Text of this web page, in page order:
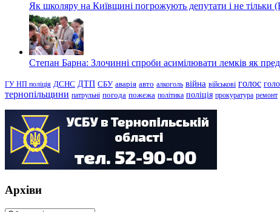
Як школяру на Київщині погрожують депутати і не тільки
Степан Барна: Злочинні спроби асимілювати лемків як
ГУ НП поліція ДСНС ДТП СБУ аварія авто алкоголь війна військові голос
тернопільщини патрульні погода пожежа політика поліція прокуратура ремонт
Архіви